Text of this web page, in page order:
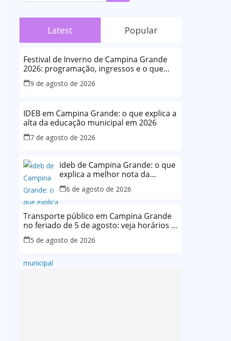
Latest Popular
Festival de Inverno de Campina Grande
2026: programação, ingressos e o que
vale acompanhar
9 de agosto de 2026
IDEB em Campina Grande: o que explica a
alta da educação municipal em 2026
7 de agosto de 2026
ideb de Campina Grande: o que
explica a melhor nota da
história da rede municipal
6 de agosto de 2026
Transporte público em Campina Grande
no feriado de 5 de agosto: veja horários e
o que muda
5 de agosto de 2026